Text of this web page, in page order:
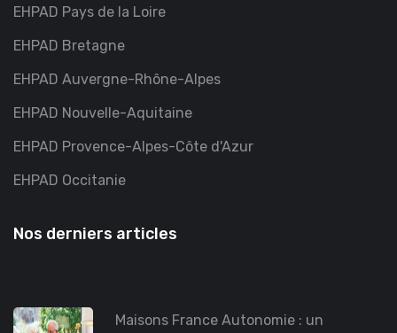
EHPAD Pays de la Loire
EHPAD Bretagne
EHPAD Auvergne-Rhône-Alpes
EHPAD Nouvelle-Aquitaine
EHPAD Provence-Alpes-Côte d'Azur
EHPAD Occitanie
Nos derniers articles
Maisons France Autonomie : un